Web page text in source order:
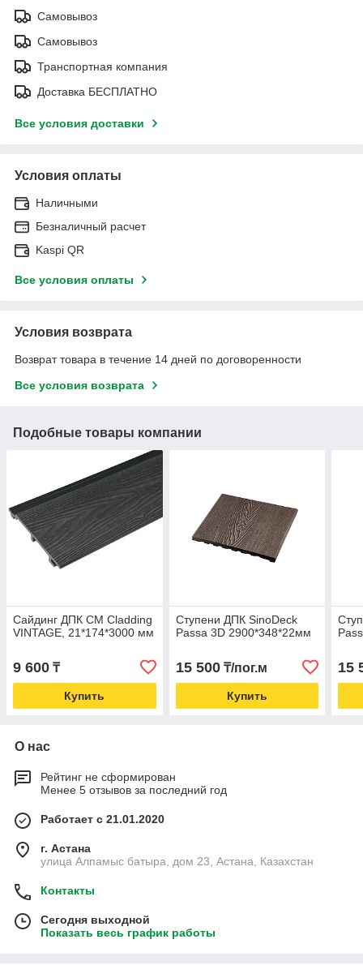
Самовывоз
Самовывоз
Транспортная компания
Доставка БЕСПЛАТНО
Все условия доставки
Условия оплаты
Наличными
Безналичный расчет
Kaspi QR
Все условия оплаты
Условия возврата
Возврат товара в течение 14 дней по договоренности
Все условия возврата
Подобные товары компании
Сайдинг ДПК CM Cladding
VINTAGE, 21*174*3000 мм
9 600 ₸
Купить
Ступени ДПК SinoDeck
Passa 3D 2900*348*22мм
15 500₸/пог.м
Купить
15
О нас
Рейтинг не сформирован
Менее 5 отзывов за последний год
Работает с 21.01.2020
г. Астана
улица Алпамыс батыра, дом 23, Астана, Казахстан
Контакты
Сегодня выходной
Показать весь график работы